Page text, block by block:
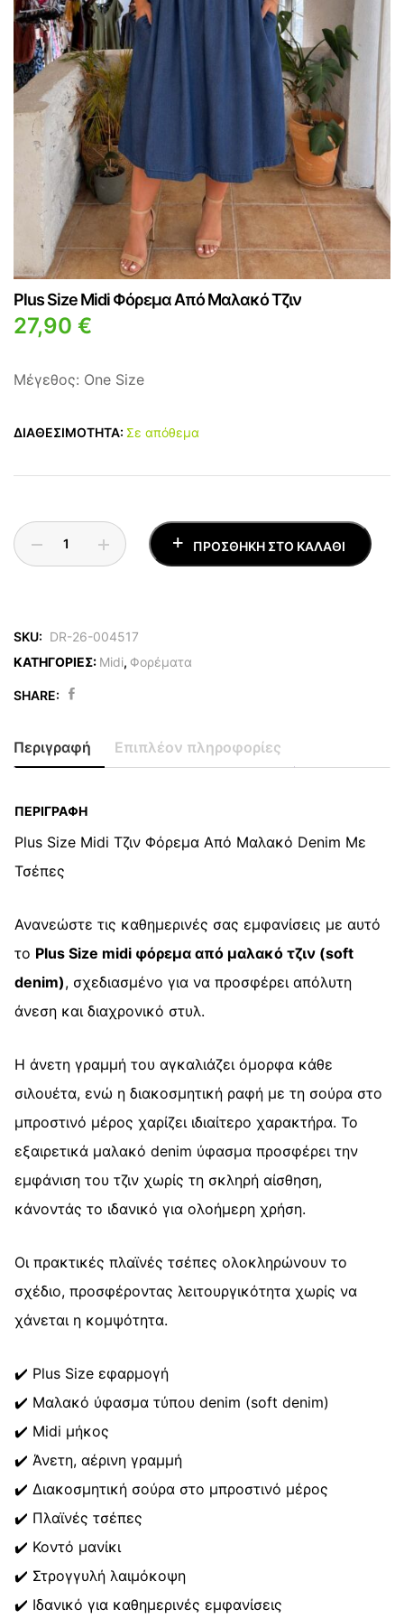
Plus Size Midi Φόρεμα Από Μαλακό Τζιν
27,90 €
Μέγεθος: One Size
ΔΙΑΘΕΣΙΜΟΤΗΤΑ: Σε απόθεμα
Size
Midi
Από
Τζιν
quantity
ΠΡΟΣΘΉΚΗ ΣΤΟ ΚΑΛΆΘΙ
SKU: DR-26-004517
ΚΑΤΗΓΟΡΙΕΣ: Midi, Φορέματα
SHARE:
Περιγραφή Επιπλέον πληροφορίες
ΠΕΡΙΓΡΑΦΉ
Plus Size Midi Τζιν Φόρεμα Από Μαλακό Denim Με
Τσέπες
Ανανεώστε τις καθημερινές σας εμφανίσεις με αυτό
το Plus Size midi φόρεμα από μαλακό τζιν (soft
denim), σχεδιασμένο για να προσφέρει απόλυτη
άνεση και διαχρονικό στυλ.
Η άνετη γραμμή του αγκαλιάζει όμορφα κάθε
σιλουέτα, ενώ η διακοσμητική ραφή με τη σούρα στο
μπροστινό μέρος χαρίζει ιδιαίτερο χαρακτήρα. Το
εξαιρετικά μαλακό denim ύφασμα προσφέρει την
εμφάνιση του τζιν χωρίς τη σκληρή αίσθηση,
κάνοντάς το ιδανικό για ολοήμερη χρήση.
Οι πρακτικές πλαϊνές τσέπες ολοκληρώνουν το
σχέδιο, προσφέροντας λειτουργικότητα χωρίς να
χάνεται η κομψότητα.
✔️ Plus Size εφαρμογή
✔️ Μαλακό ύφασμα τύπου denim (soft denim)
✔️ Midi μήκος
✔️ Άνετη, αέρινη γραμμή
✔️ Διακοσμητική σούρα στο μπροστινό μέρος
✔️ Πλαϊνές τσέπες
✔️ Κοντό μανίκι
✔️ Στρογγυλή λαιμόκοψη
✔️ Ιδανικό για καθημερινές εμφανίσεις
ΜΠΛΟΎΖΕΣ
ΜΠΟΥΦΆΝ
ΟΛΌΣΩΜΑ
ΠΑΝΩΦΌΡΙΑ
ΠΟΥΚΆΜΙΣΑ
ΣΑΚΆΚΙΑ
ΣΕΤ
ΟΛΌΣΩΜΑ
ΠΑΝΩΦΌΡΙΑ
ΠΟΥΚΆΜΙΣΑ
ΣΑΚΆΚΙΑ
ΣΕΤ
ΦΟΡΈΜΑΤΑ
ΦΌΡΜΕΣ